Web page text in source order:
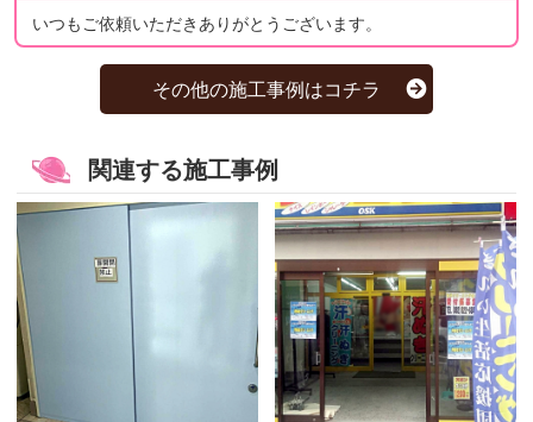
いつもご依頼いただきありがとうございます。
その他の施工事例はコチラ
関連する施工事例